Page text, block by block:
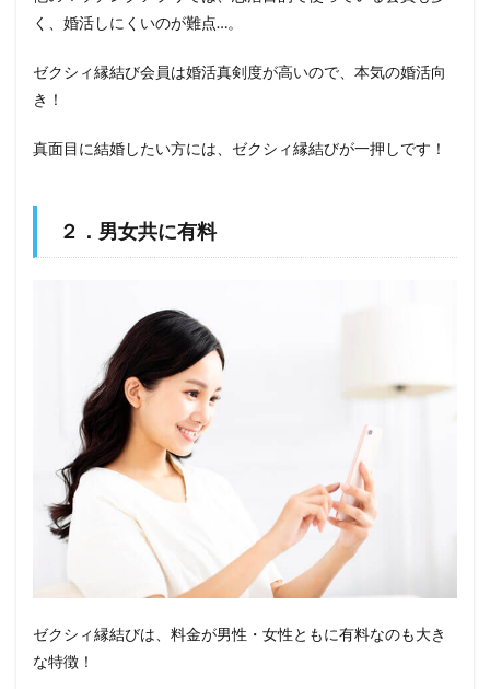
く、婚活しにくいのが難点…。
ゼクシィ縁結び会員は婚活真剣度が高いので、本気の婚活向
き！
真面目に結婚したい方には、ゼクシィ縁結びが一押しです！
２．男女共に有料
ゼクシィ縁結びは、料金が男性・女性ともに有料なのも大き
な特徴！